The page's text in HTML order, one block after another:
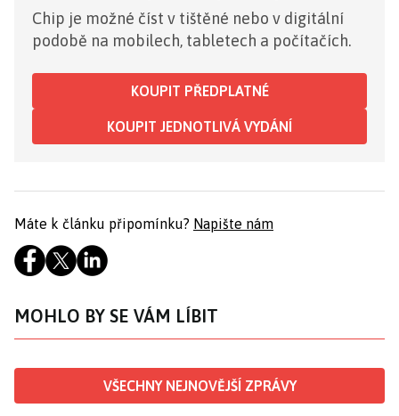
Chip je možné číst v tištěné nebo v digitální
podobě na mobilech, tabletech a počítačích.
KOUPIT PŘEDPLATNÉ
KOUPIT JEDNOTLIVÁ VYDÁNÍ
Máte k článku připomínku? Napište nám
MOHLO BY SE VÁM LÍBIT
VŠECHNY NEJNOVĚJŠÍ ZPRÁVY